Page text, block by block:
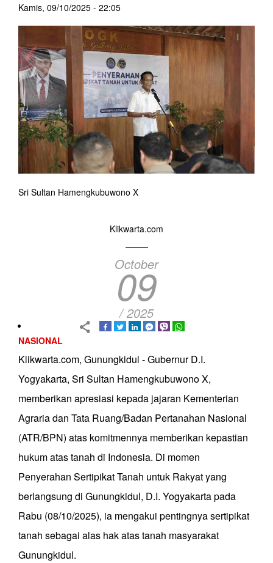
Kamis, 09/10/2025 - 22:05
Sri Sultan Hamengkubuwono X
Klikwarta.com
October
09
/ 2025
NASIONAL
Klikwarta.com, Gunungkidul - Gubernur D.I.
Yogyakarta, Sri Sultan Hamengkubuwono X,
memberikan apresiasi kepada jajaran Kementerian
Agraria dan Tata Ruang/Badan Pertanahan Nasional
(ATR/BPN) atas komitmennya memberikan kepastian
hukum atas tanah di Indonesia. Di momen
Penyerahan Sertipikat Tanah untuk Rakyat yang
berlangsung di Gunungkidul, D.I. Yogyakarta pada
Rabu (08/10/2025), ia mengakui pentingnya sertipikat
tanah sebagai alas hak atas tanah masyarakat
Gunungkidul.